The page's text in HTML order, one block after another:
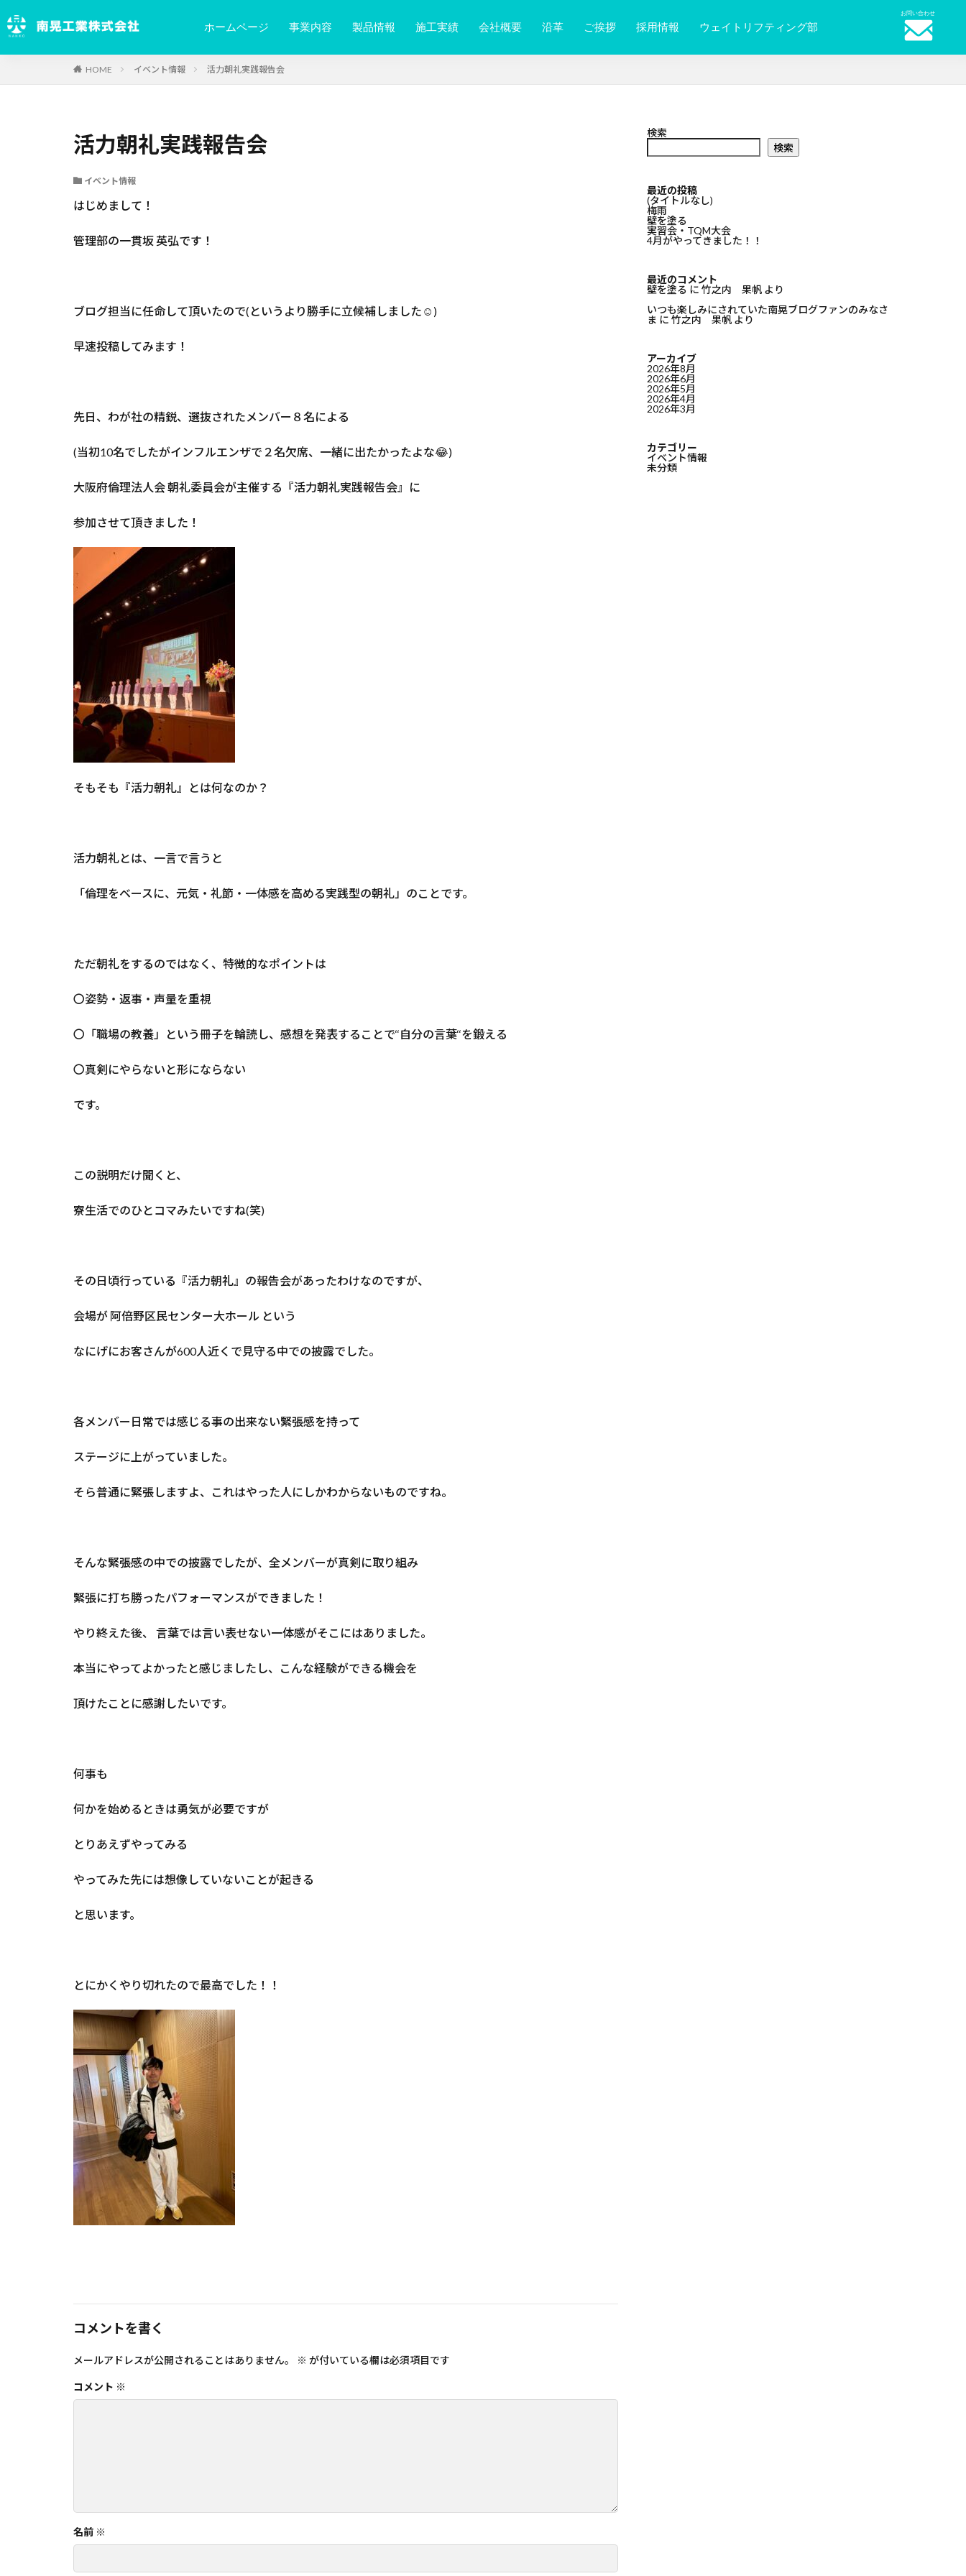
ホームページ 事業内容 製品情報 施工実績 会社概要 沿革 ご挨拶 採用情報 ウェイトリフティング部
お問い合わせ
HOME イベント情報 活力朝礼実践報告会
活力朝礼実践報告会
イベント情報
はじめまして！
管理部の一貫坂 英弘です！
ブログ担当に任命して頂いたので(というより勝手に立候補しました☺)
早速投稿してみます！
先日、わが社の精鋭、選抜されたメンバー８名による
(当初10名でしたがインフルエンザで２名欠席、一緒に出たかったよな😂)
大阪府倫理法人会 朝礼委員会が主催する『活力朝礼実践報告会』に
参加させて頂きました！
そもそも『活力朝礼』とは何なのか？
活力朝礼とは、一言で言うと
「倫理をベースに、元気・礼節・一体感を高める実践型の朝礼」のことです。
ただ朝礼をするのではなく、特徴的なポイントは
〇姿勢・返事・声量を重視
〇「職場の教養」という冊子を輪読し、感想を発表することで‘‘自分の言葉‘‘を鍛える
〇真剣にやらないと形にならない
です。
この説明だけ聞くと、
寮生活でのひとコマみたいですね(笑)
その日頃行っている『活力朝礼』の報告会があったわけなのですが、
会場が 阿倍野区民センター大ホール という
なにげにお客さんが600人近くで見守る中での披露でした。
各メンバー日常では感じる事の出来ない緊張感を持って
ステージに上がっていました。
そら普通に緊張しますよ、これはやった人にしかわからないものですね。
そんな緊張感の中での披露でしたが、全メンバーが真剣に取り組み
緊張に打ち勝ったパフォーマンスができました！
やり終えた後、 言葉では言い表せない一体感がそこにはありました。
本当にやってよかったと感じましたし、こんな経験ができる機会を
頂けたことに感謝したいです。
何事も
何かを始めるときは勇気が必要ですが
とりあえずやってみる
やってみた先には想像していないことが起きる
と思います。
とにかくやり切れたので最高でした！！
コメントを書く
メールアドレスが公開されることはありません。 ※ が付いている欄は必須項目です
コメント ※
名前 ※
検索
検索
最近の投稿
(タイトルなし)
梅雨
壁を塗る
実習会・TQM大会
4月がやってきました！！
最近のコメント
壁を塗る に 竹之内 果帆 より
いつも楽しみにされていた南晃ブログファンのみなさ
ま に 竹之内 果帆 より
アーカイブ
2026年8月
2026年6月
2026年5月
2026年4月
2026年3月
カテゴリー
イベント情報
未分類